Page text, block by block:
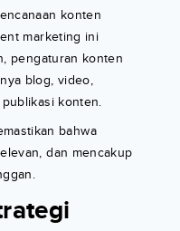
konten
marketing ini
pengaturan konten
blog, video,
konten.
bahwa
dan mencakup